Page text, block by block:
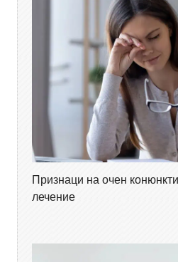
Признаци на очен
лечение